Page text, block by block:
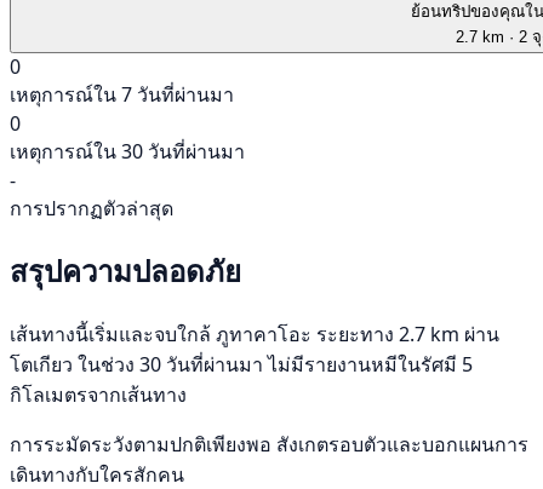
ย้อนทริปของคุณใ
2.7 km · 2
0
เหตุการณ์ใน 7 วันที่ผ่านมา
0
เหตุการณ์ใน 30 วันที่ผ่านมา
-
การปรากฏตัวล่าสุด
สรุปความปลอดภัย
เส้นทางนี้เริ่มและจบใกล้ ภูทาคาโอะ ระยะทาง 2.7 km ผ่าน
โตเกียว ในช่วง 30 วันที่ผ่านมา ไม่มีรายงานหมีในรัศมี 5
กิโลเมตรจากเส้นทาง
การระมัดระวังตามปกติเพียงพอ สังเกตรอบตัวและบอกแผนการ
เดินทางกับใครสักคน